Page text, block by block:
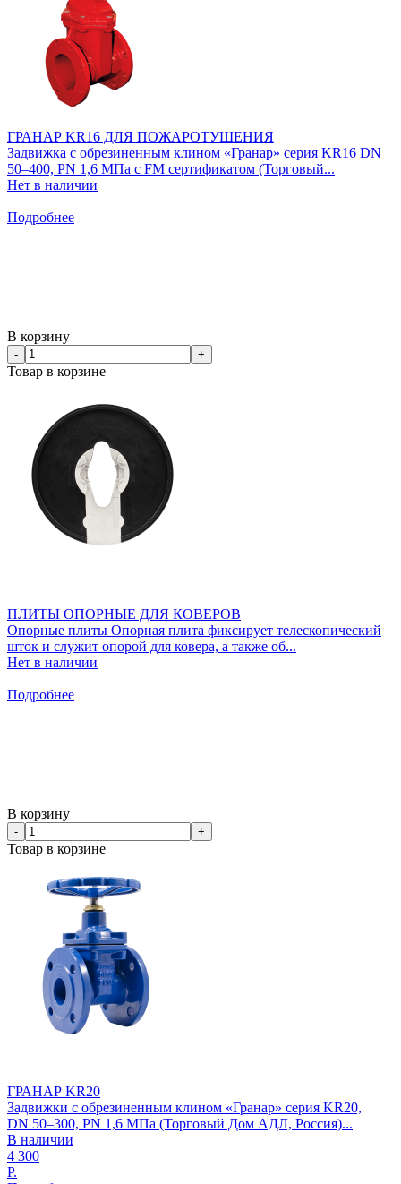
ГРАНАР KR16 ДЛЯ ПОЖАРОТУШЕНИЯ
Задвижка с обрезиненным клином «Гранар» серия KR16 DN
50–400, PN 1,6 МПа c FM cертификатом (Торговый...
Нет в наличии
Подробнее
В корзину
- +
Товар в корзине
ПЛИТЫ ОПОРНЫЕ ДЛЯ КОВЕРОВ
Опорные плиты Опорная плита фиксирует телескопический
шток и служит опорой для ковера, а также об...
Нет в наличии
Подробнее
В корзину
- +
Товар в корзине
ГРАНАР KR20
Задвижки с обрезиненным клином «Гранар» серия KR20,
DN 50–300, PN 1,6 МПа (Торговый Дом АДЛ, Россия)...
В наличии
4 300
Р.